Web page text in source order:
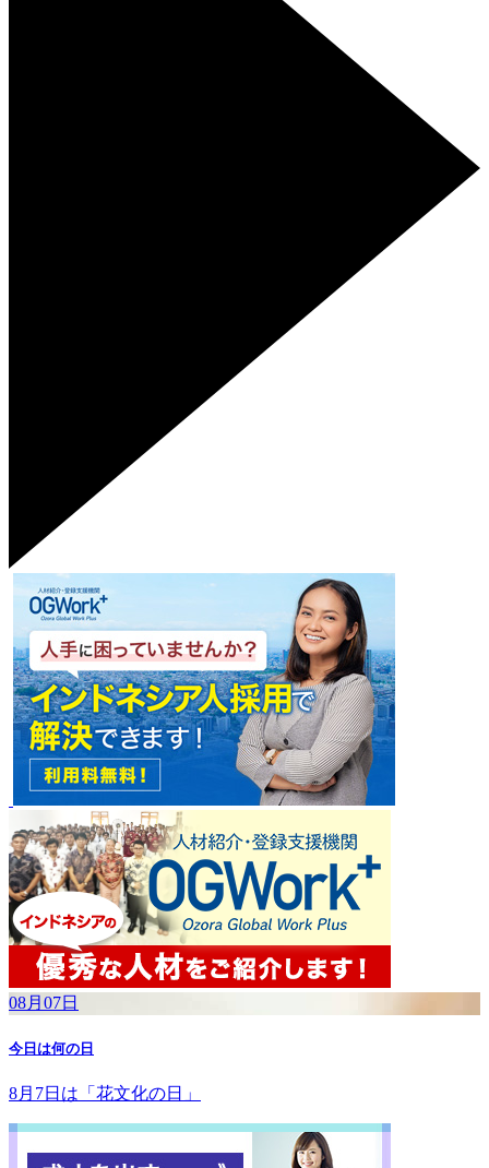
08月07日
今日は何の日
8月7日は「花文化の日」